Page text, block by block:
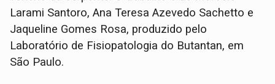
Larami Santoro, Ana Teresa Azevedo Sachetto e
Jaqueline Gomes Rosa, produzido pelo
Laboratório de Fisiopatologia do Butantan, em
São Paulo.